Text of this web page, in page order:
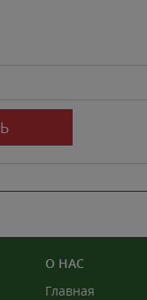
О НАС
Главная